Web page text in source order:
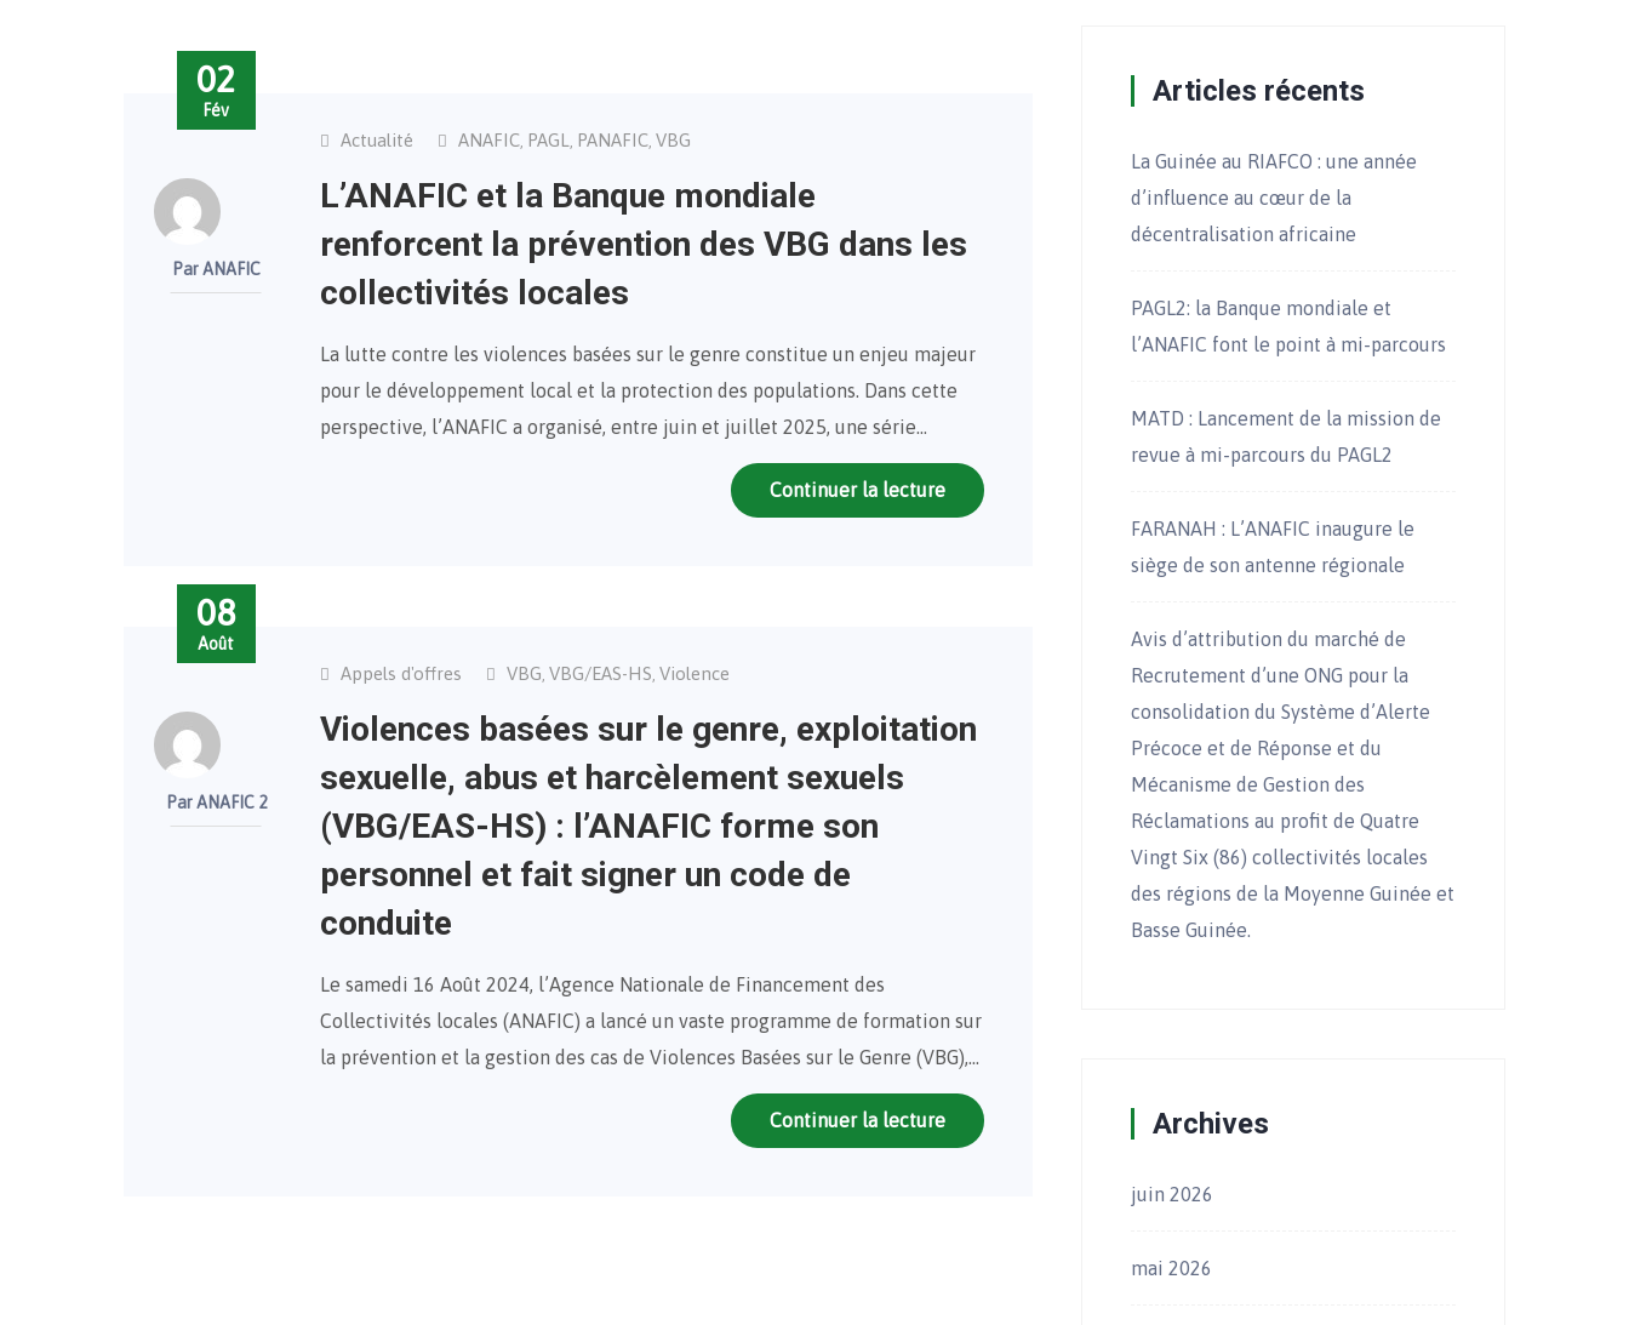
02
Fév
Par ANAFIC
Actualité ANAFIC, PAGL , PANAFIC, VBG
L’ANAFIC et la Banque mondiale
renforcent la prévention des VBG dans les
collectivités locales
La lutte contre les violences basées sur le genre constitue un enjeu majeur
pour le développement local et la protection des populations. Dans cette
perspective, l’ANAFIC a organisé, entre juin et juillet 2025, une série…
Continuer la lecture
08
Août
Par ANAFIC 2
Appels d'offres VBG, VBG/EAS-HS, Violence
Violences basées sur le genre, exploitation
sexuelle, abus et harcèlement sexuels
(VBG/EAS-HS) : l’ANAFIC forme son
personnel et fait signer un code de
conduite
Le samedi 16 Août 2024, l’Agence Nationale de Financement des
Collectivités locales (ANAFIC) a lancé un vaste programme de formation sur
la prévention et la gestion des cas de Violences Basées sur le Genre (VBG),…
Continuer la lecture
Articles récents
La Guinée au RIAFCO : une année
d’influence au cœur de la
décentralisation africaine
PAGL2: la Banque mondiale et
l’ANAFIC font le point à mi-parcours
MATD : Lancement de la mission de
revue à mi-parcours du PAGL2
FARANAH : L’ANAFIC inaugure le
siège de son antenne régionale
Avis d’attribution du marché de
Recrutement d’une ONG pour la
consolidation du Système d’Alerte
Précoce et de Réponse et du
Mécanisme de Gestion des
Réclamations au profit de Quatre
Vingt Six (86) collectivités locales
des régions de la Moyenne Guinée et
Basse Guinée.
Archives
juin 2026
mai 2026